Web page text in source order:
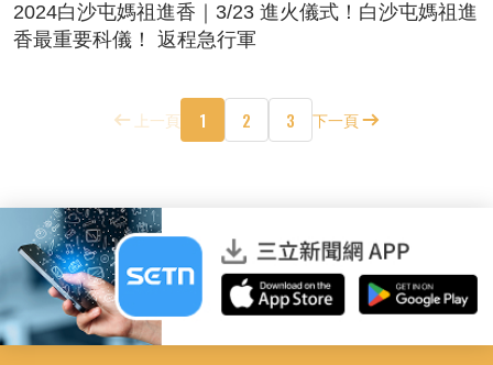
2024白沙屯媽祖進香｜3/23 進火儀式！白沙屯媽祖進
香最重要科儀！ 返程急行軍
上一頁 1 2 3 下一頁